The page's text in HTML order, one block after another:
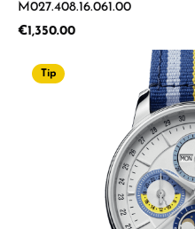
M027.408.16.061.00
Regular price:
€1,350.00
Tip